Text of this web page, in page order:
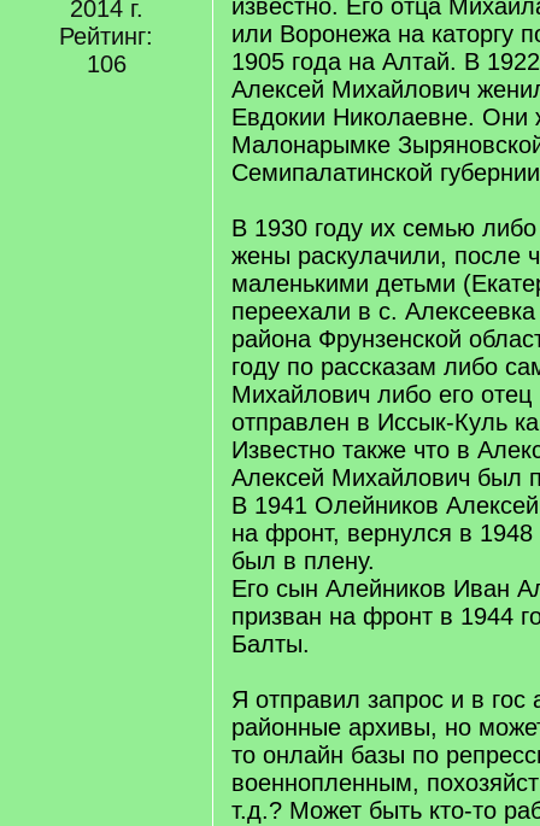
2014 г.
Рейтинг:
106
известно. Его отца
или Воронежа на каторгу
1905 года на Алтай. В
Алексей Михайлович
Евдокии Николаевне. Они
Малонарымке
Семипалатинской
В 1930 году их семью
жены раскулачили, после
маленькими детьми
переехали в с.
района Фрунзенской
году по рассказам либо
Михайлович либо его
отправлен в Иссык-Куль
Известно также что в
Алексей Михайлович был
В 1941 Олейников
на фронт, вернулся в 1948
был в плену.
Его сын Алейников Иван
призван на фронт в 1944
Балты.
Я отправил запрос и в гос
районные архивы, но
то онлайн базы по
военнопленным,
т.д.? Может быть кто-то